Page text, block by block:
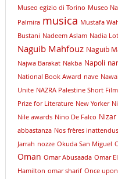
Museo egizio di Torino Museo
Palmira musica Mustafa
Bustani Nadeem Aslam Nadia
Naguib Mahfouz Naguib
Najwa Barakat Nakba Napoli
National Book Award nave
Unite NAZRA Palestine Short
Prize for Literature New Yorker
Nile awards Nino De Falco Nizar
abbastanza Nos frères inattendus
Jarrah nozze Okuda San Miguel
Oman Omar Abusaada Omar
Hamilton omar sharif Once